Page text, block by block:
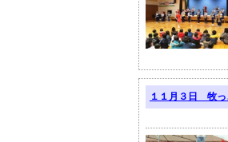
１１月３日 牧っ